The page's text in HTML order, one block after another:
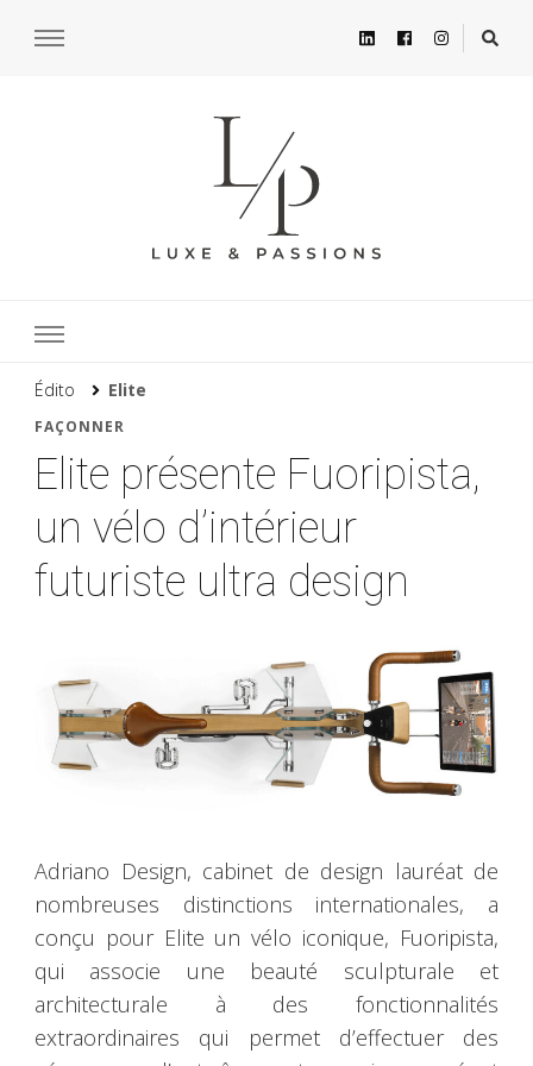
Édito Elite
FAÇONNER
Elite présente Fuoripista,
un vélo d’intérieur
futuriste ultra design
Adriano Design, cabinet de design lauréat de
nombreuses distinctions internationales, a
conçu pour Elite un vélo iconique, Fuoripista,
qui associe une beauté sculpturale et
architecturale à des fonctionnalités
extraordinaires qui permet d’effectuer des